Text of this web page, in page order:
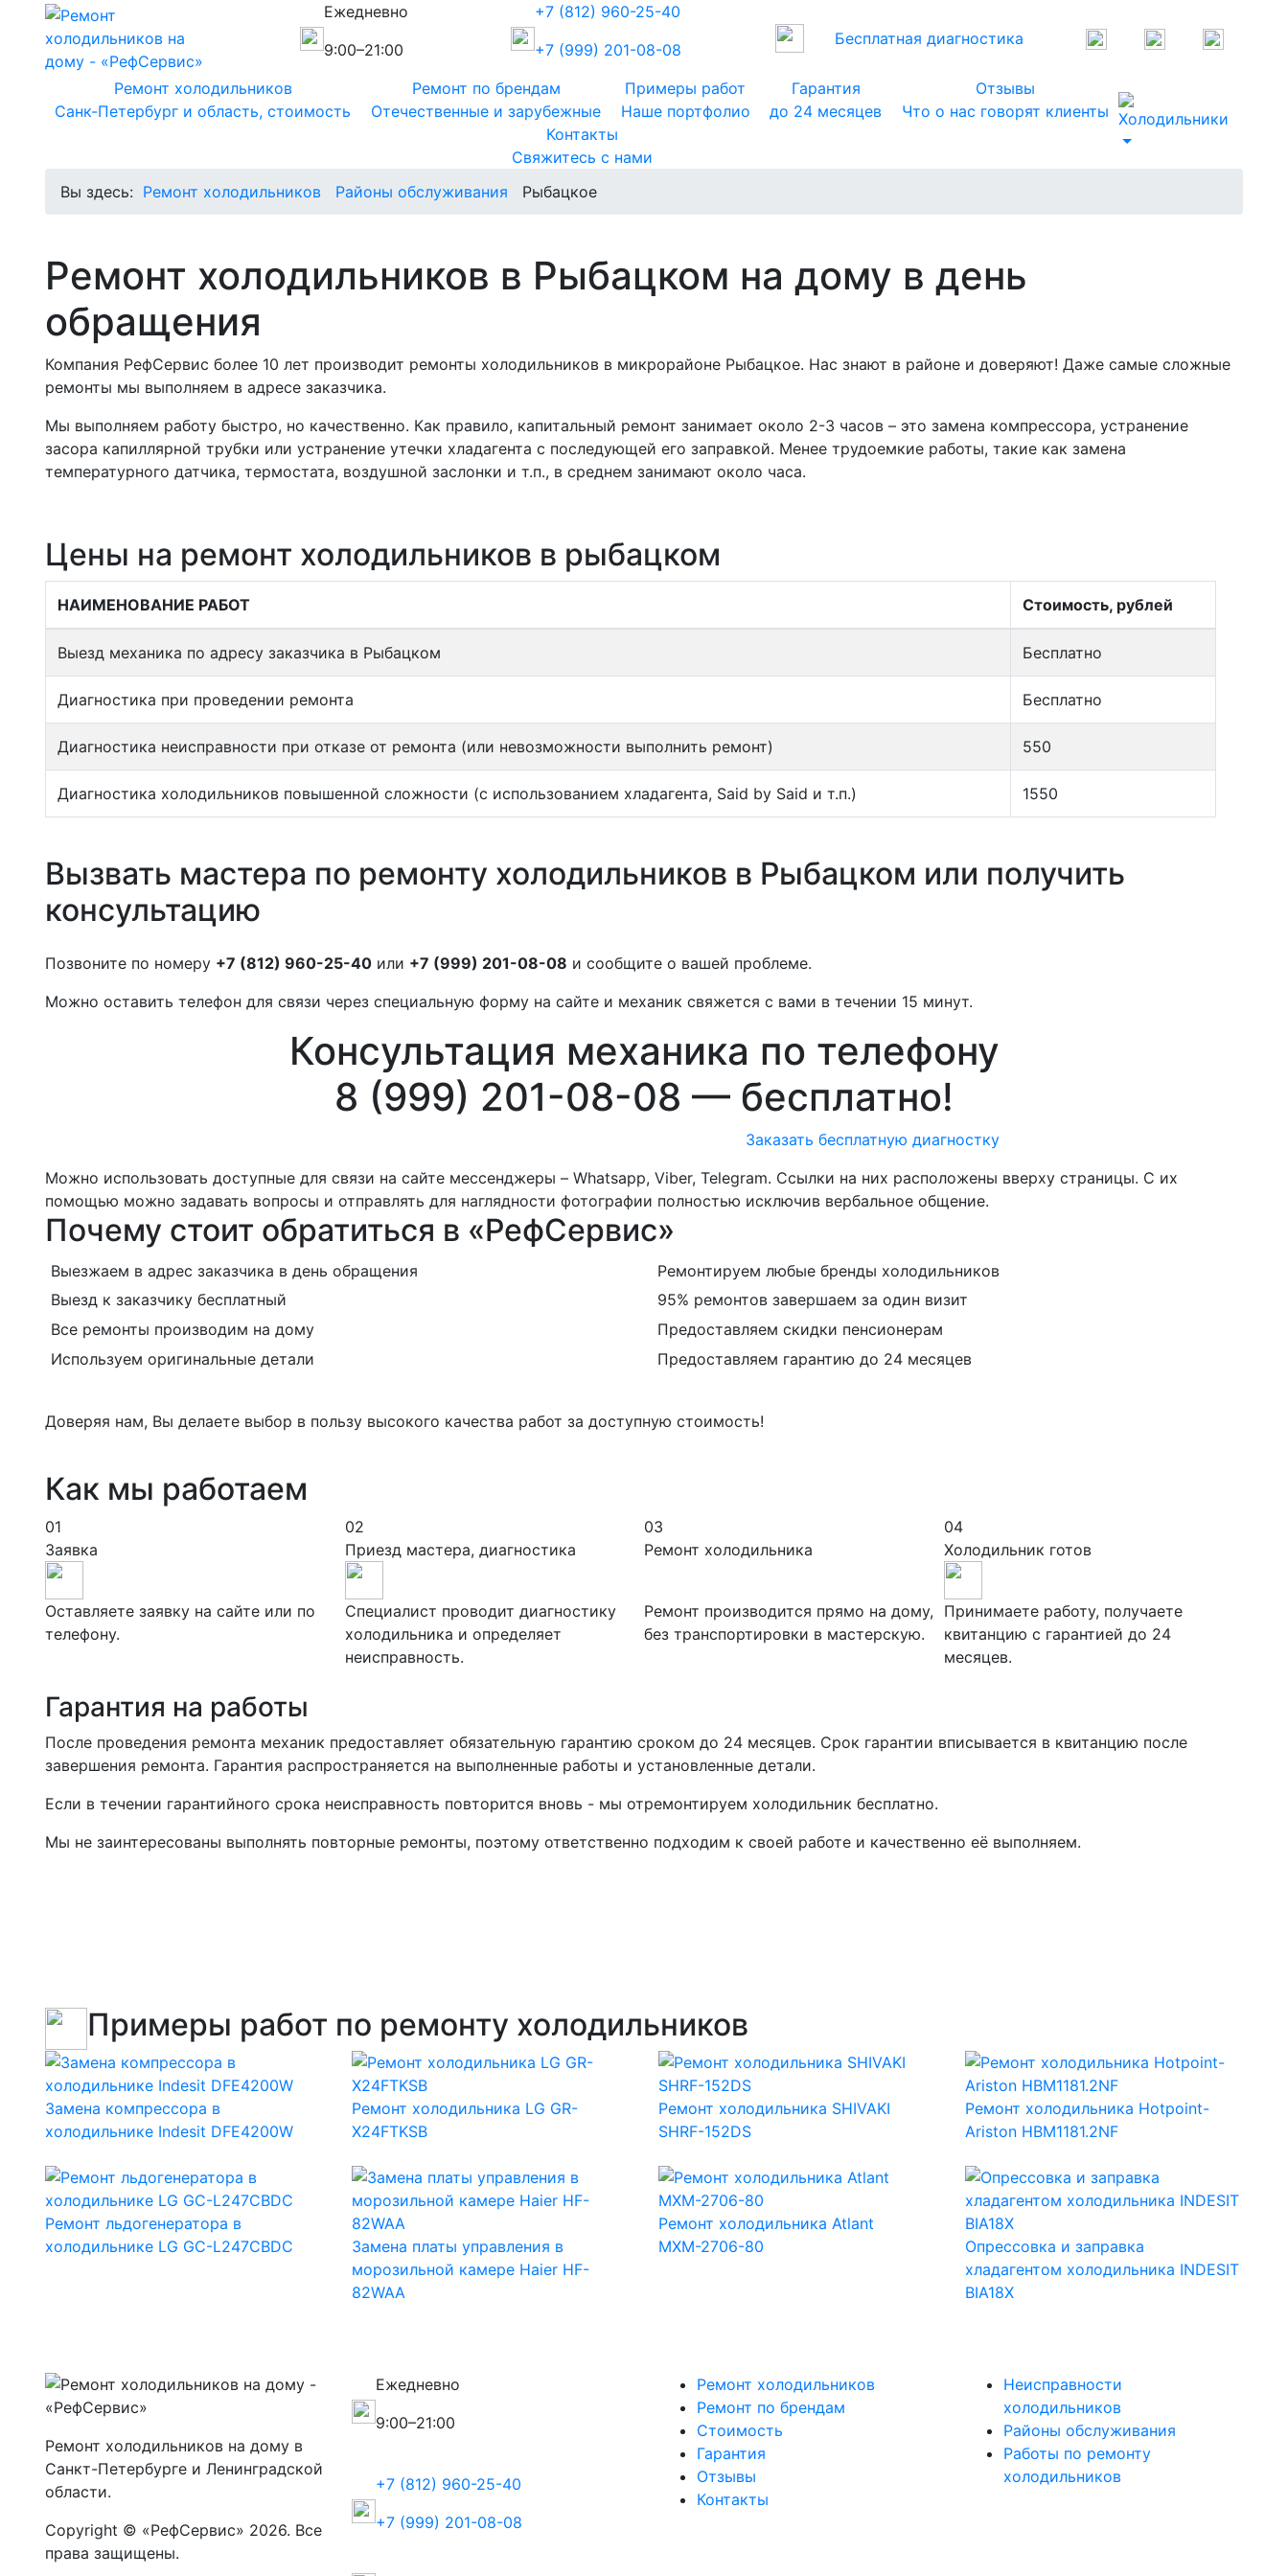
Ежедневно
9:00–21:00
+7 (812) 960-25-40
+7 (999) 201-08-08
Бесплатная диагностика
Ремонт холодильников
Санк-Петербург и область, стоимость
Ремонт по брендам
Отечественные и зарубежные
Примеры работ
Наше портфолио
Гарантия
до 24 месяцев
Отзывы
Что о нас говорят клиенты
Контакты
Свяжитесь с нами
Вы здесь: Ремонт холодильников Районы обслуживания Рыбацкое
Ремонт холодильников в Рыбацком на дому в день
обращения
Компания РефСервис более 10 лет производит ремонты холодильников в микрорайоне Рыбацкое. Нас знают в районе и доверяют! Даже самые сложные
ремонты мы выполняем в адресе заказчика.
Мы выполняем работу быстро, но качественно. Как правило, капитальный ремонт занимает около 2-3 часов – это замена компрессора, устранение
засора капиллярной трубки или устранение утечки хладагента с последующей его заправкой. Менее трудоемкие работы, такие как замена
температурного датчика, термостата, воздушной заслонки и т.п., в среднем занимают около часа.
Цены на ремонт холодильников в рыбацком
НАИМЕНОВАНИЕ РАБОТ Стоимость, рублей
Выезд механика по адресу заказчика в Рыбацком Бесплатно
Диагностика при проведении ремонта Бесплатно
Диагностика неисправности при отказе от ремонта (или невозможности выполнить ремонт) 550
Диагностика холодильников повышенной сложности (с использованием хладагента, Said by Said и т.п.) 1550
Вызвать мастера по ремонту холодильников в Рыбацком или получить
консультацию
Позвоните по номеру +7 (812) 960-25-40 или +7 (999) 201-08-08 и сообщите о вашей проблеме.
Можно оставить телефон для связи через специальную форму на сайте и механик свяжется с вами в течении 15 минут.
Консультация механика по телефону
8 (999) 201-08-08 — бесплатно!
Заказать бесплатную диагностку
Можно использовать доступные для связи на сайте мессенджеры – Whatsapp, Viber, Telegram. Ссылки на них расположены вверху страницы. С их
помощью можно задавать вопросы и отправлять для наглядности фотографии полностью исключив вербальное общение.
Почему стоит обратиться в «РефСервис»
Выезжаем в адрес заказчика в день обращения
Ремонтируем любые бренды холодильников
Выезд к заказчику бесплатный
95% ремонтов завершаем за один визит
Все ремонты производим на дому
Предоставляем скидки пенсионерам
Используем оригинальные детали
Предоставляем гарантию до 24 месяцев
Доверяя нам, Вы делаете выбор в пользу высокого качества работ за доступную стоимость!
Как мы работаем
01
Заявка
Оставляете заявку на сайте или по
телефону.
02
Приезд мастера, диагностика
Специалист проводит диагностику
холодильника и определяет
неисправность.
03
Ремонт холодильника
Ремонт производится прямо на дому,
без транспортировки в мастерскую.
04
Холодильник готов
Принимаете работу, получаете
квитанцию с гарантией до 24
месяцев.
Гарантия на работы
После проведения ремонта механик предоставляет обязательную гарантию сроком до 24 месяцев. Срок гарантии вписывается в квитанцию после
завершения ремонта. Гарантия распространяется на выполненные работы и установленные детали.
Если в течении гарантийного срока неисправность повторится вновь - мы отремонтируем холодильник бесплатно.
Мы не заинтересованы выполнять повторные ремонты, поэтому ответственно подходим к своей работе и качественно её выполняем.
Примеры работ по ремонту холодильников
Замена компрессора в
холодильнике Indesit DFE4200W
Ремонт холодильника LG GR-
X24FTKSB
Ремонт холодильника SHIVAKI
SHRF-152DS
Ремонт холодильника Hotpoint-
Ariston HBM1181.2NF
Ремонт льдогенератора в
холодильнике LG GC-L247CBDC
Замена платы управления в
морозильной камере Haier HF-
82WAA
Ремонт холодильника Atlant
МХМ-2706-80
Опрессовка и заправка
хладагентом холодильника INDESIT
BIA18X
Ремонт холодильников на дому в
Санкт-Петербурге и Ленинградской
области.
Copyright © «РефСервис» 2026. Все
права защищены.
Ежедневно
9:00–21:00
+7 (812) 960-25-40
+7 (999) 201-08-08
Ремонт холодильников
Ремонт по брендам
Стоимость
Гарантия
Отзывы
Контакты
Неисправности
холодильников
Районы обслуживания
Работы по ремонту
холодильников